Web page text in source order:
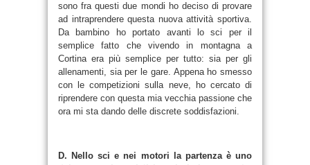
sono fra questi due mondi ho deciso di provare
ad intraprendere questa nuova attività sportiva.
Da bambino ho portato avanti lo sci per il
semplice fatto che vivendo in montagna a
Cortina era più semplice per tutto: sia per gli
allenamenti, sia per le gare. Appena ho smesso
con le competizioni sulla neve, ho cercato di
riprendere con questa mia vecchia passione che
ora mi sta dando delle discrete soddisfazioni.
D. Nello sci e nei motori la partenza è uno